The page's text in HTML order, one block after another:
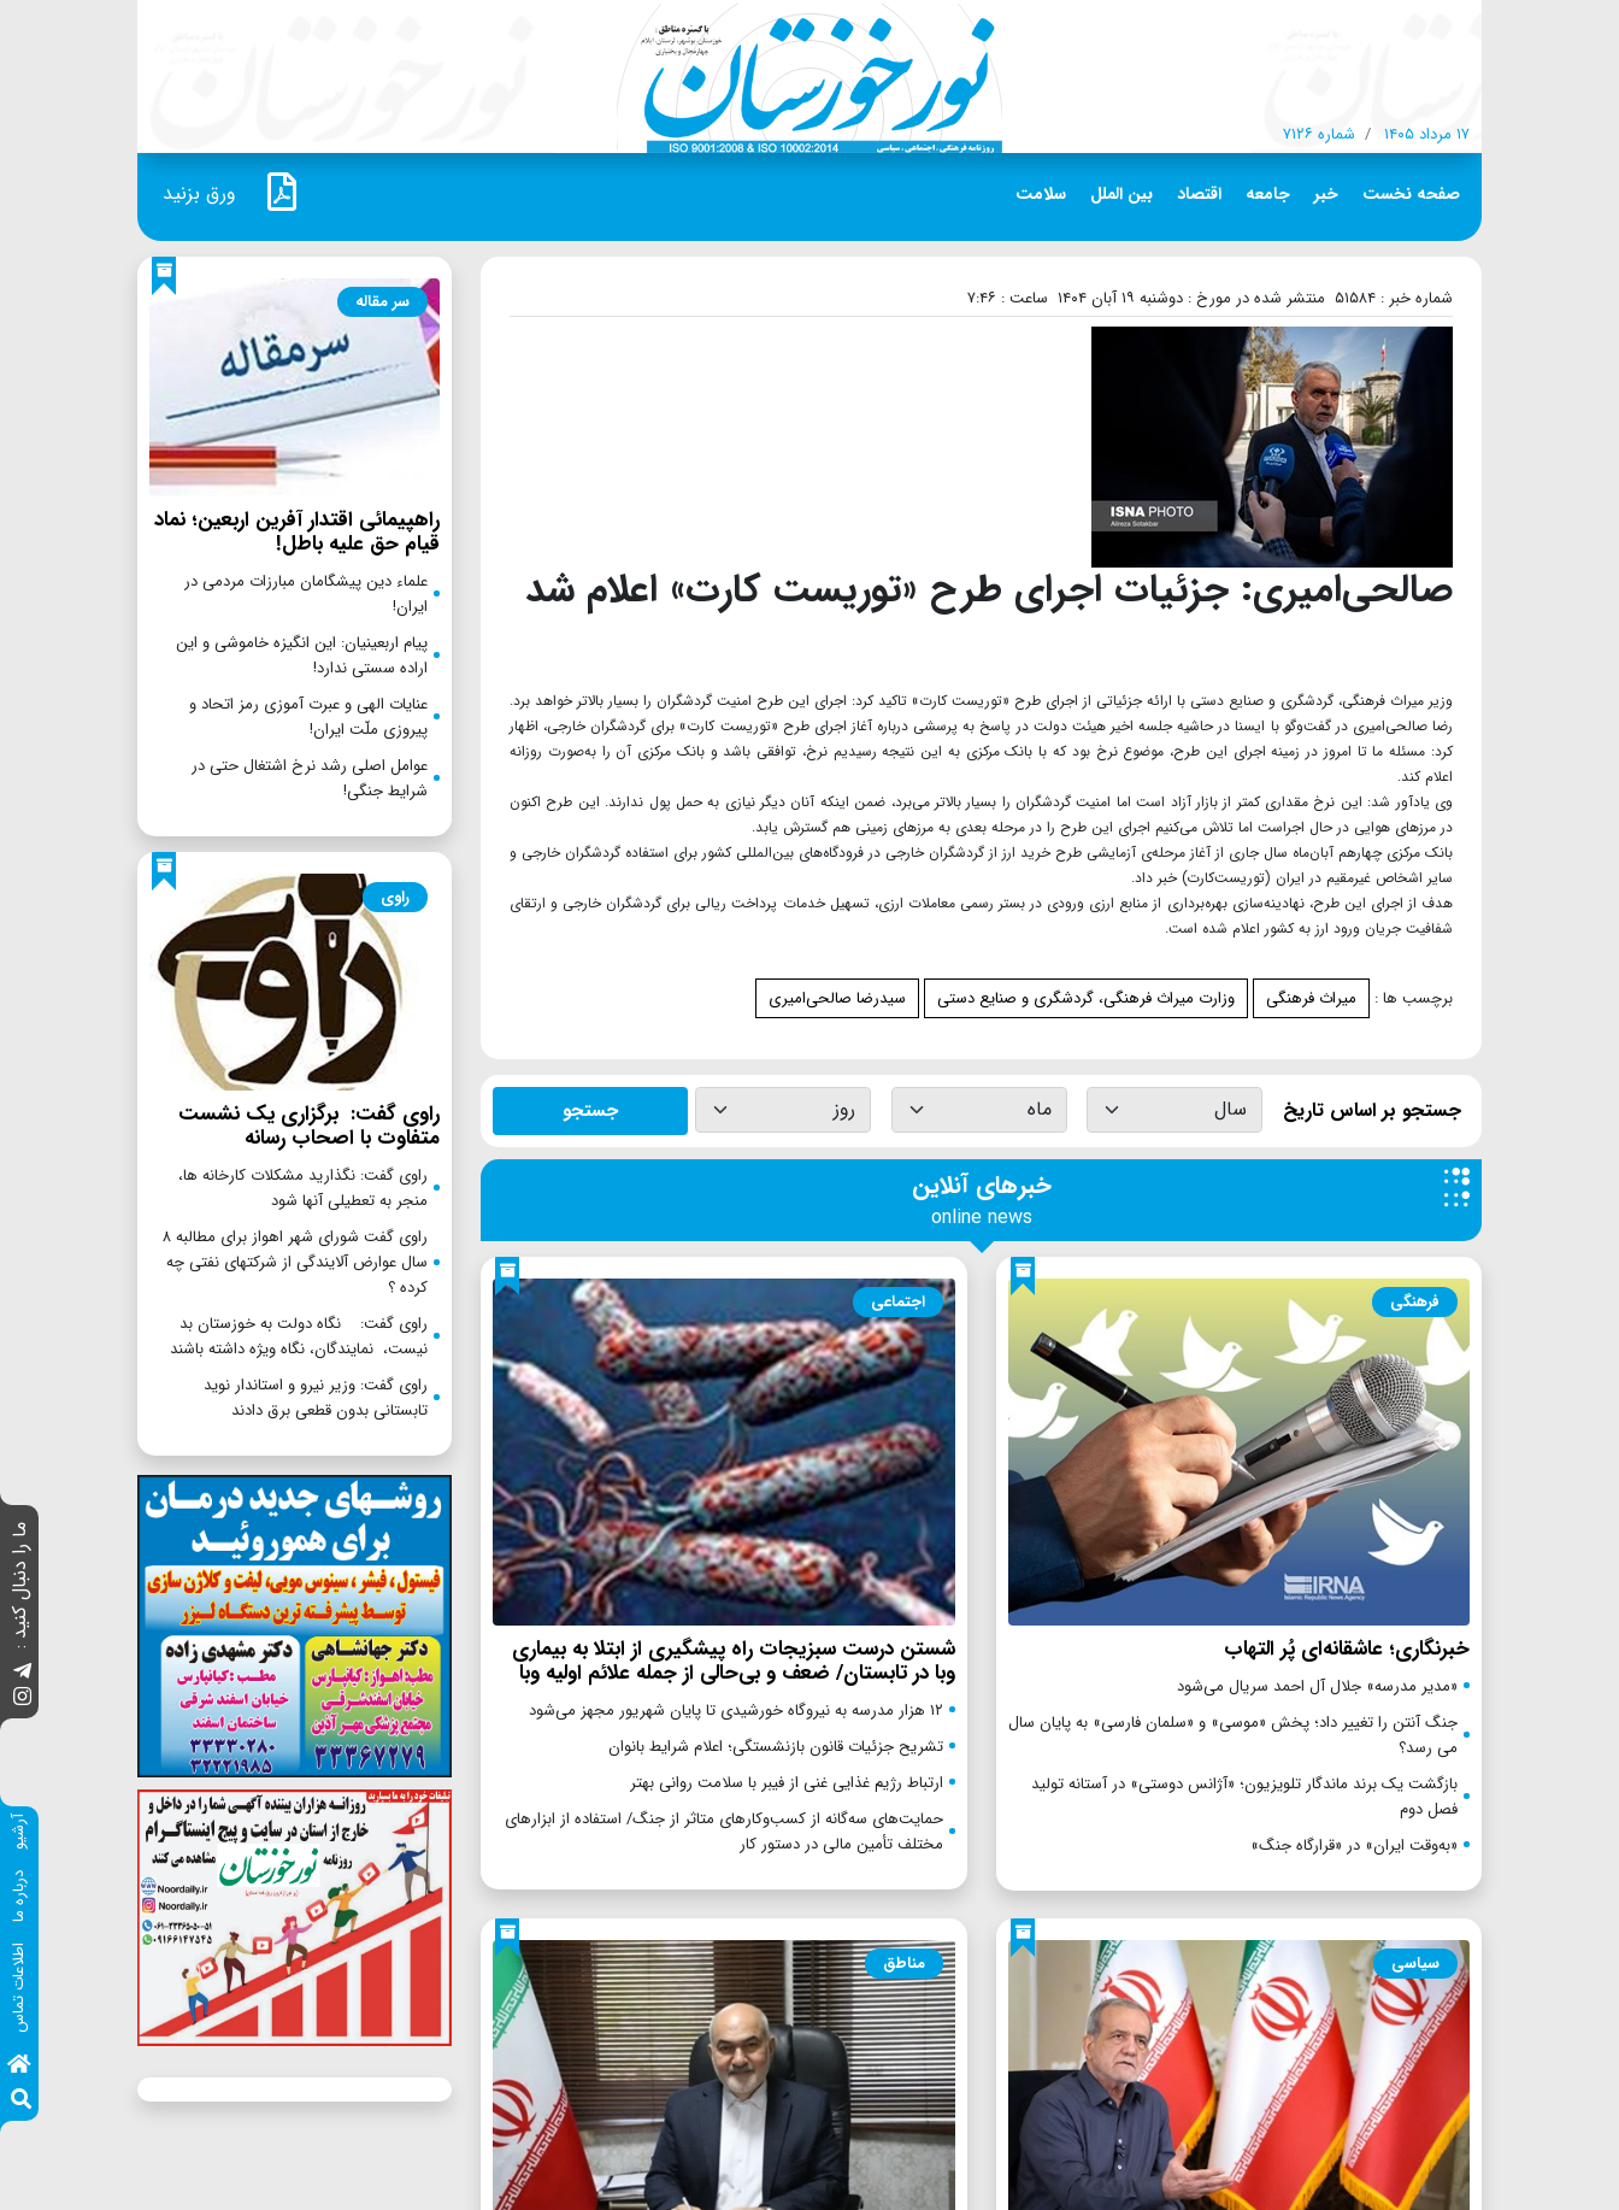
ما را دنبال کنید :
آرشیو
درباره ما
اطلاعات تماس
۱۷ مرداد ۱۴۰۵ شماره ۷۱۲۶
صفحه نخست خبر جامعه اقتصاد بین الملل سلامت ورق بزنید
شماره خبر : ۵۱۵۸۴ منتشر شده در مورخ : دوشنبه ۱۹ آبان ۱۴۰۴ ساعت : ۷:۴۶
صالحی‌امیری: جزئیات اجرای طرح «توریست کارت» اعلام شد
وزیر میراث فرهنگی، گردشگری و صنایع دستی با ارائه جزئیاتی از اجرای طرح «توریست کارت» تاکید کرد: اجرای این طرح امنیت گردشگران را بسیار بالاتر خواهد برد.
رضا صالحی‌امیری در گفت‌وگو با ایسنا در حاشیه جلسه اخیر هیئت دولت در پاسخ به پرسشی درباره آغاز اجرای طرح «توریست کارت» برای گردشگران خارجی، اظهار
کرد: مسئله ما تا امروز در زمینه اجرای این طرح، موضوع نرخ بود که با بانک مرکزی به این نتیجه رسیدیم نرخ، توافقی باشد و بانک مرکزی آن را به‌صورت روزانه
اعلام کند.
وی یادآور شد: این نرخ مقداری کمتر از بازار آزاد است اما امنیت گردشگران را بسیار بالاتر می‌برد، ضمن اینکه آنان دیگر نیازی به حمل پول ندارند. این طرح اکنون
در مرزهای هوایی در حال اجراست اما تلاش می‌کنیم اجرای این طرح را در مرحله بعدی به مرزهای زمینی هم گسترش یابد.
بانک مرکزی چهارهم آبان‌ماه سال جاری از آغاز مرحله‌ی آزمایشی طرح خرید ارز از گردشگران خارجی در فرودگاه‌های بین‌المللی کشور برای استفاده گردشگران خارجی و
سایر اشخاص غیرمقیم در ایران (توریست‌کارت) خبر داد.
هدف از اجرای این طرح، نهادینه‌سازی بهره‌برداری از منابع ارزی ورودی در بستر رسمی معاملات ارزی، تسهیل خدمات پرداخت ریالی برای گردشگران خارجی و ارتقای
شفافیت جریان ورود ارز به کشور اعلام شده است.
برچسب ها : میراث فرهنگی وزارت میراث فرهنگی، گردشگری و صنایع دستی سیدرضا صالحی‌امیری
جستجو بر اساس تاریخ جستجو
خبرهای آنلاین
online news
فرهنگی
خبرنگاری؛ عاشقانه‌ای پُر التهاب
«مدیر مدرسه» جلال آل احمد سریال می‌شود
جنگ آنتن را تغییر داد؛ پخش «موسی» و «سلمان فارسی» به پایان سال
می رسد؟
بازگشت یک برند ماندگار تلویزیون؛ «آژانس دوستی» در آستانه تولید
فصل دوم
«به‌وقت ایران» در «قرارگاه جنگ»
اجتماعی
شستن درست سبزیجات راه پیشگیری از ابتلا به بیماری
وبا در تابستان/ ضعف و بی‌حالی از جمله علائم اولیه وبا
۱۲ هزار مدرسه به نیروگاه‌ خورشیدی تا پایان شهریور مجهز می‌شود
تشریح جزئیات قانون بازنشستگی؛ اعلام شرایط بانوان
ارتباط رژیم غذایی غنی از فیبر با سلامت روانی بهتر
حمایت‌های سه‌گانه از کسب‌وکارهای متاثر از جنگ/ استفاده از ابزارهای
مختلف تأمین مالی در دستور کار
سیاسی مناطق
سر مقاله
راهپیمائی اقتدار آفرین اربعین؛ نماد
قیام حق علیه باطل!
علماء دین پیشگامان مبارزات مردمی در
ایران!
پیام اربعینیان: این انگیزه خاموشی و این
اراده سستی ندارد!
عنایات الهی و عبرت آموزی رمز اتحاد و
پیروزی ملّت ایران!
عوامل اصلی رشد نرخ اشتغال حتی در
شرایط جنگی!
راوی
راوی گفت: برگزاری یک نشست
متفاوت با اصحاب رسانه
راوی گفت: نگذارید مشکلات کارخانه ها،
منجر به تعطیلی آنها شود
راوی گفت شورای شهر اهواز برای مطالبه ۸
سال عوارض آلایندگی از شرکتهای نفتی چه
کرده ؟
راوی گفت: نگاه دولت به خوزستان بد
نیست، نمایندگان، نگاه ویژه داشته باشند
راوی گفت: وزیر نیرو و استاندار نوید
تابستانی بدون قطعی برق دادند